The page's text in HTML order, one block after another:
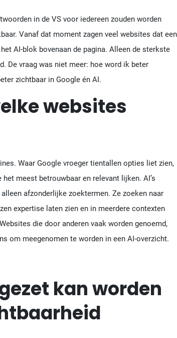
in de VS voor iedereen zouden worden
Vanaf dat moment zagen veel websites dat een
AI-blok bovenaan de pagina. Alleen de sterkste
De vraag was niet meer: hoe word ik beter
zichtbaar in Google én AI.
websites
Waar Google vroeger tientallen opties liet zien,
meest betrouwbaar en relevant lijken. AI’s
afzonderlijke zoektermen. Ze zoeken naar
expertise laten zien en in meerdere contexten
die door anderen vaak worden genoemd,
om meegenomen te worden in een AI-overzicht.
kan worden